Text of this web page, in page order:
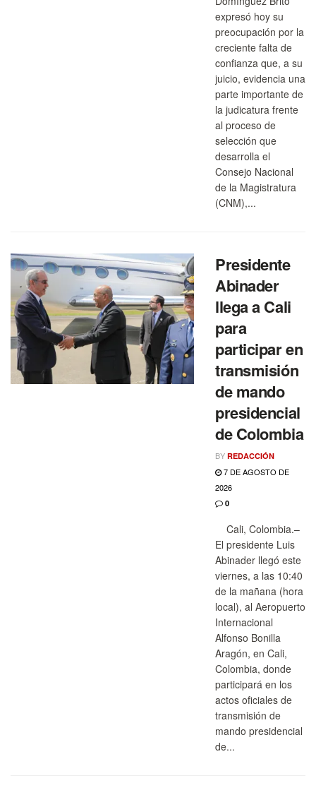
expresó hoy su
preocupación por la
creciente falta de
confianza que, a su
juicio, evidencia una
parte importante de
la judicatura frente
al proceso de
selección que
desarrolla el
Consejo Nacional
de la Magistratura
(CNM),...
Presidente
Abinader
llega a Cali
para
participar en
transmisión
de mando
presidencial
de Colombia
BY REDACCIÓN
7 DE AGOSTO DE
2026
0
Cali, Colombia.–
El presidente Luis
Abinader llegó este
viernes, a las 10:40
de la mañana (hora
local), al Aeropuerto
Internacional
Alfonso Bonilla
Aragón, en Cali,
Colombia, donde
participará en los
actos oficiales de
transmisión de
mando presidencial
de...